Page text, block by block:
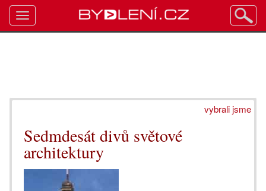
vybrali jsme
Sedmdesát divů světové
architektury
Toggle
navigation